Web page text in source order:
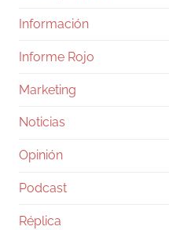
Información
Informe Rojo
Marketing
Noticias
Opinión
Podcast
Réplica